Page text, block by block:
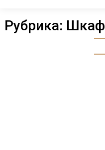
Рубрика: Шкаф